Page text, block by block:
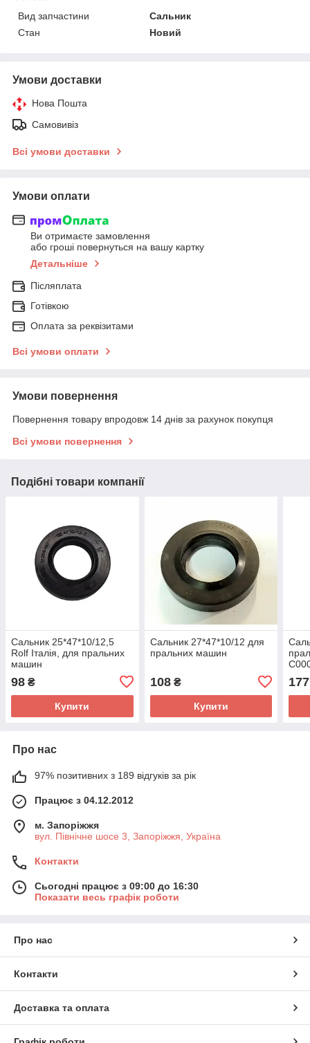
Вид запчастини
Сальник
Стан
Новий
Умови доставки
Нова Пошта
Самовивіз
Всі умови доставки
Умови оплати
Ви отримаєте замовлення
або гроші повернуться на вашу картку
Детальніше
Післяплата
Готівкою
Оплата за реквізитами
Всі умови оплати
Умови повернення
Повернення товару впродовж 14 днів за рахунок покупця
Всі умови повернення
Подібні товари компанії
Сальник 25*47*10/12,5
Rolf Італія, для пральних
машин
98 ₴
Купити
Сальник 27*47*10/12 для
пральних машин
108₴
Купити
177
Про нас
97% позитивних з 189 відгуків за рік
Працює з 04.12.2012
м. Запоріжжя
вул. Північне шосе 3, Запоріжжя, Україна
Контакти
Сьогодні працює з 09:00 до 16:30
Показати весь графік роботи
Про нас
Контакти
Доставка та оплата